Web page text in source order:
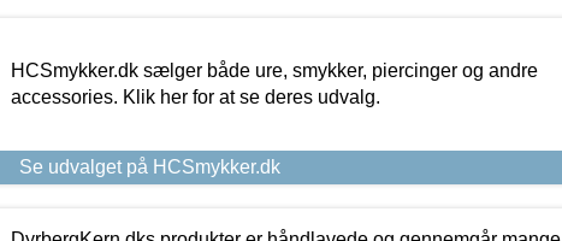
HCSmykker.dk sælger både ure, smykker, piercinger og andre
accessories. Klik her for at se deres udvalg.
Se udvalget på HCSmykker.dk